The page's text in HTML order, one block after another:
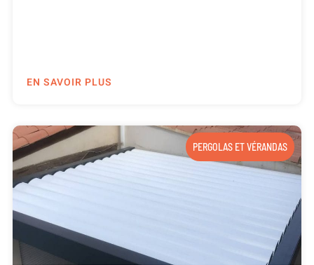
EN SAVOIR PLUS
PERGOLAS ET VÉRANDAS